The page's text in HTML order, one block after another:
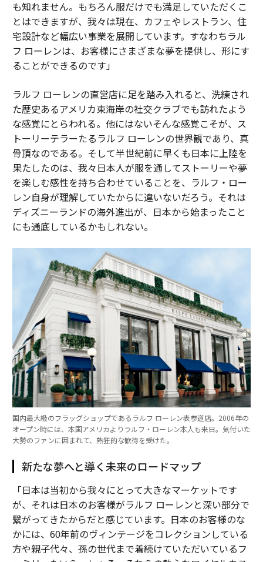
も知れません。もちろん服だけでも満足していただくこ
とはできますが、我々は現在、カフェやレストラン、住
宅設計など幅広い事業を展開しています。すなわちラル
フ ローレンは、お客様にさまざまな夢を提供し、形にす
ることができるのです」
ラルフ ローレンの直営店に足を踏み入れると、洗練され
た歴史あるアメリカ東海岸の社交クラブでも訪れたよう
な感覚にとらわれる。他にはないそんな感覚こそが、ス
トーリーテラーたるラルフ ローレンの世界観であり、真
骨頂なのである。そして半世紀前に早くも日本に上陸を
果たしたのは、我々日本人が服を通してストーリーや夢
を楽しむ感性を持ち合わせていることを、ラルフ・ロー
レン自身が理解していたからに違いないだろう。それは
ディズニーランドの海外進出が、日本から始まったこと
にも通底しているかもしれない。
国内最大級のフラッグショップであるラルフ ローレン表参道店。2006年の
オープン時には、本国アメリカよりラルフ・ローレン本人も来日。気付いた
大勢のファンに囲まれて、熱狂的な歓待を受けた。
新たな夢へと導く未来のロードマップ
「日本は当初から我々にとって大きなマーケットです
が、それは日本のお客様がラルフ ローレンと深い部分で
繋がってきたからだと感じています。日本のお客様のな
かには、60年前のヴィンテージをコレクションしている
方や親子代々、孫の世代まで着続けていただいているフ